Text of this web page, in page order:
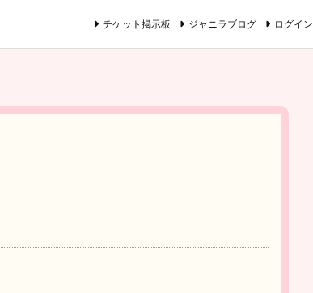
チケット掲示板 ジャニラブログ ログイン